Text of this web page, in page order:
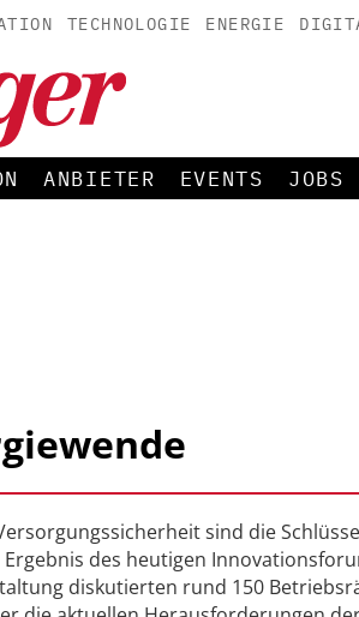
TECHNOLOGIE ENERGIE
ANBIETER EVENTS JOBS
sind die
des heutigen
diskutierten rund 150